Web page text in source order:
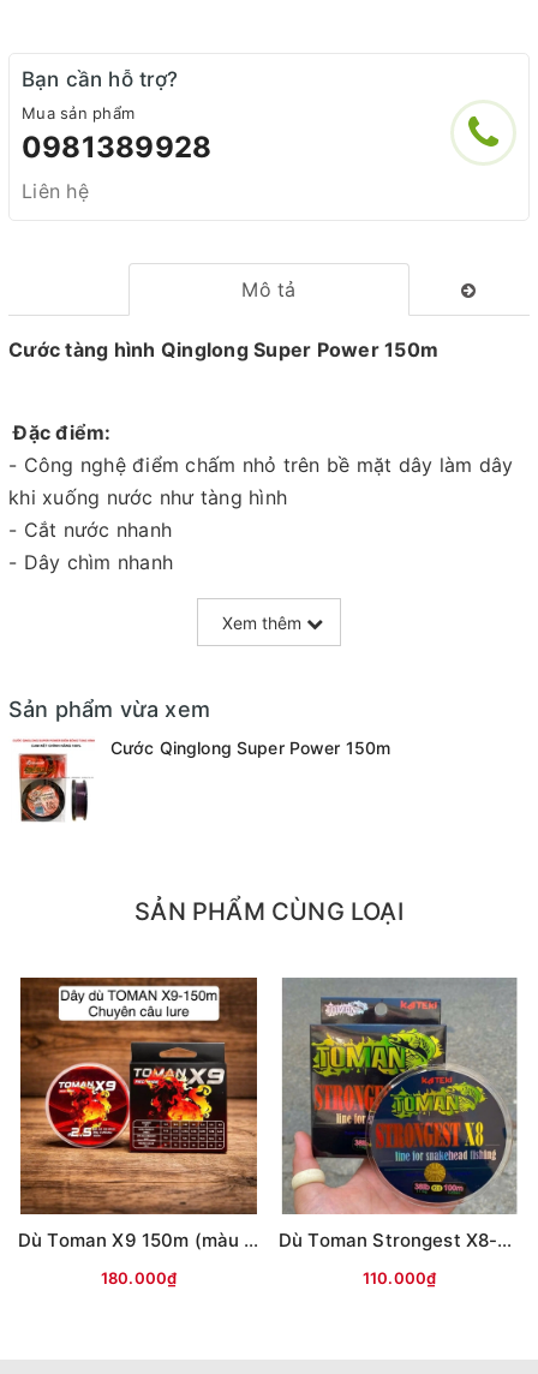
Bạn cần hỗ trợ?
Mua sản phẩm
0981389928
Liên hệ
Mô tả
Cước tàng hình Qinglong Super Power 150m
Đặc điểm:
- Công nghệ điểm chấm nhỏ trên bề mặt dây làm dây
khi xuống nước như tàng hình
- Cắt nước nhanh
- Dây chìm nhanh
- 0.23mm tải 6.2kg
- 0.26mm tải 8.26kg
- 0.28mm tải 10kg
- 0.30mm tải 13.6kg
- 0.40mm tải 18.5kg
Xem thêm
Sản phẩm vừa xem
Cước Qinglong Super Power 150m
SẢN PHẨM CÙNG LOẠI
Dù Toman X9 150m (màu ĐỎ)
180.000₫
Dù Toman Strongest X8-100m (màu vàng)
110.000₫